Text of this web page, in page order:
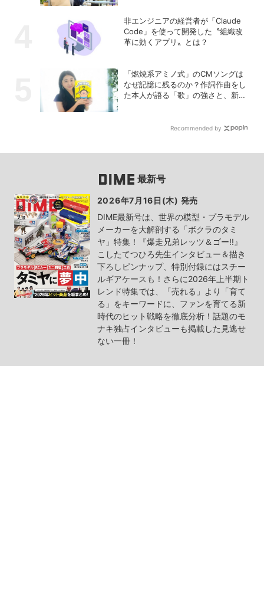
非エンジニアの経営者が「Claude
Code」を使って開発した〝組織改
革に効くアプリ〟とは？
「燃焼系アミノ式」のCMソングは
なぜ記憶に残るのか？作詞作曲をし
た本人が語る「歌」の強さと、新た
Recommended by
最新号
2026年7月16日(木) 発売
DIME最新号は、世界の模型・プラモデル
メーカーを大解剖する「ボクラのタミ
ヤ」特集！『爆走兄弟レッツ＆ゴー!!』
こしたてつひろ先生インタビュー＆描き
下ろしピンナップ、特別付録にはスチー
ルギアケースも！さらに2026年上半期ト
レンド特集では、「売れる」より「育て
る」をキーワードに、ファンを育てる新
時代のヒット戦略を徹底分析！話題のモ
ナキ独占インタビューも掲載した見逃せ
ない一冊！